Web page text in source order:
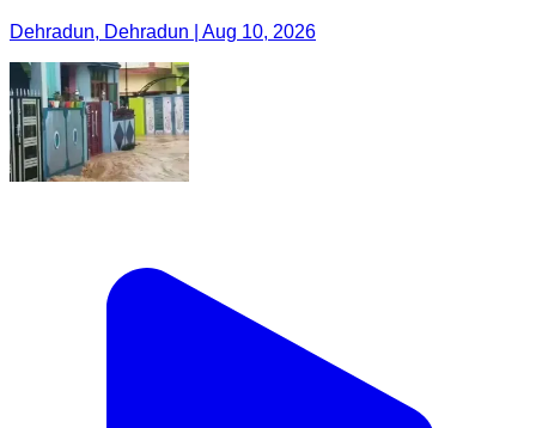
Dehradun, Dehradun | Aug 10, 2026